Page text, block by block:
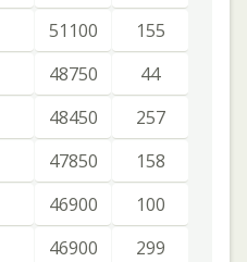
51100
155
48750
44
48450
257
47850
158
46900
100
46900
299